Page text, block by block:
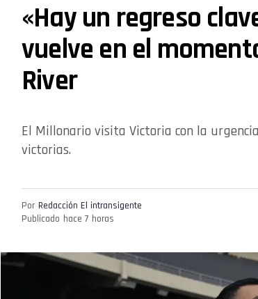
«Hay un regreso
vuelve en el
River
El Millonario visita Victoria con la
victorias.
Por Redacción El intransigente
Publicado hace 7 horas